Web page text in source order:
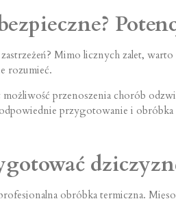
Mimo licznych zalet,
rozumieć.
przenoszenia chorób
przygotowanie i obróbka
obróbka termiczna.